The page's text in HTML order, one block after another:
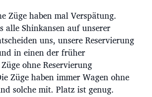
Züge haben mal Verspätung.
alle Shinkansen auf unserer
uns, unsere Reservierung
in einen der früher
ohne Reservierung
Züge haben immer Wagen ohne
solche mit. Platz ist genug.